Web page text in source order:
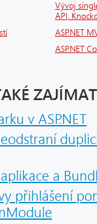
Vývoj
API,
ASP.NET
ASP.NET
ZAJÍMAT
v ASP.NET
aplikace a
přihlášení